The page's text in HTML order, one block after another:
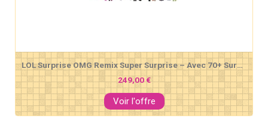
LOL Surprise OMG Remix Super Surprise – Avec 70+ Surprises, 4 Poupées Mannequins & 4 Instruments de Musique
249,00 €
Voir l'offre